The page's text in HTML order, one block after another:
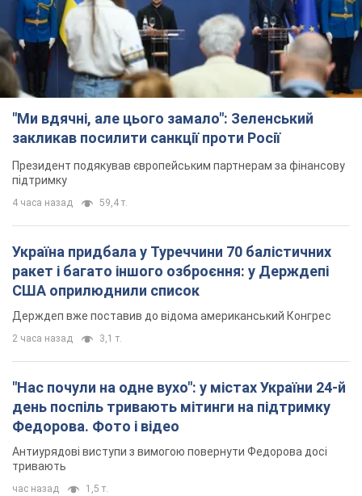
"Ми вдячні, але цього замало": Зеленський
закликав посилити санкції проти Росії
Президент подякував європейським партнерам за фінансову
підтримку
4 часа назад 59,4 т.
Україна придбала у Туреччини 70 балістичних
ракет і багато іншого озброєння: у Держдепі
США оприлюднили список
Держдеп вже поставив до відома американський Конгрес
2 часа назад 3,1 т.
"Нас почули на одне вухо": у містах України 24-й
день поспіль тривають мітинги на підтримку
Федорова. Фото і відео
Антиурядові виступи з вимогою повернути Федорова досі
тривають
час назад 1,5 т.